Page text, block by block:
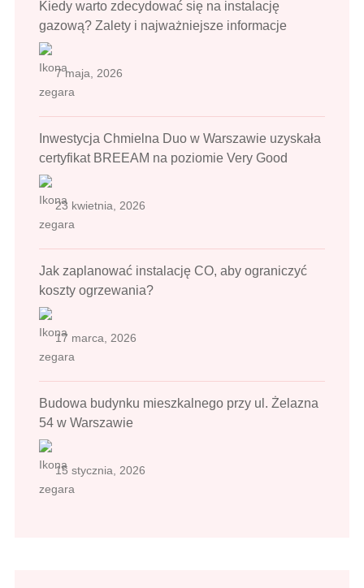
Kiedy warto zdecydować się na instalację
gazową? Zalety i najważniejsze informacje
7 maja, 2026
Inwestycja Chmielna Duo w Warszawie uzyskała
certyfikat BREEAM na poziomie Very Good
23 kwietnia, 2026
Jak zaplanować instalację CO, aby ograniczyć
koszty ogrzewania?
17 marca, 2026
Budowa budynku mieszkalnego przy ul. Żelazna
54 w Warszawie
15 stycznia, 2026